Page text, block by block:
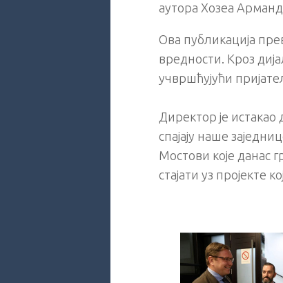
аутора Хозеа
Ова публикација
вредности. Кроз
учвршћујући
Директор је
спајају наше
Мостови које данас
стајати уз пројекте